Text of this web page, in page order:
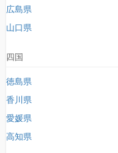
広島県
山口県
四国
徳島県
香川県
愛媛県
高知県